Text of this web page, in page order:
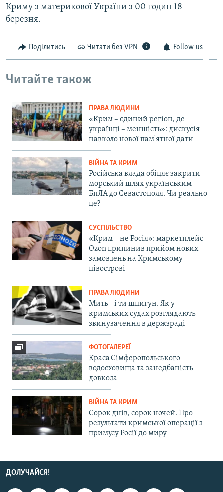
Криму з материкової України з 00 годин 18
березня.
Поділитись Читати без VPN Follow us
Читайте також
ПРАВА ЛЮДИНИ
«Крим – єдиний регіон, де
українці – меншість»: дискусія
навколо нової пам'ятної дати
ВІЙНА ТА КРИМ
Російська влада обіцяє закрити
морський шлях українським
БпЛА до Севастополя. Чи реально
це?
СУСПІЛЬСТВО
«Крим – не Росія»: маркетплейс
Ozon припинив прийом нових
замовлень на Кримському
півострові
ПРАВА ЛЮДИНИ
Мить – і ти шпигун. Як у
кримських судах розглядають
звинувачення в держзраді
ФОТОГАЛЕРЕЇ
Краса Сімферопольського
водосховища та занедбаність
довкола
ВІЙНА ТА КРИМ
Сорок днів, сорок ночей. Про
результати кримської операції з
примусу Росії до миру
ДОЛУЧАЙСЯ!